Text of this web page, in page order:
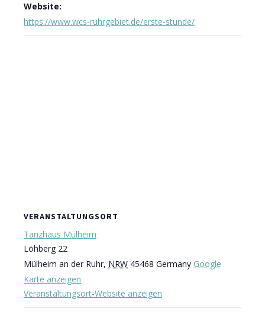
Website:
https://www.wcs-ruhrgebiet.de/erste-stunde/
VERANSTALTUNGSORT
Tanzhaus Mülheim
Löhberg 22
Mülheim an der Ruhr, NRW 45468 Germany Google
Karte anzeigen
Veranstaltungsort-Website anzeigen